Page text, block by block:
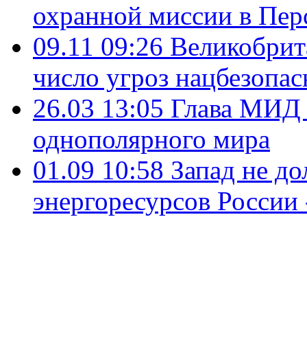
охранной миссии в
09.11 09:26
число угроз
26.03 13:05 Глава МИД
однополярного мира
01.09 10:58 Запад не
энергоресурсов